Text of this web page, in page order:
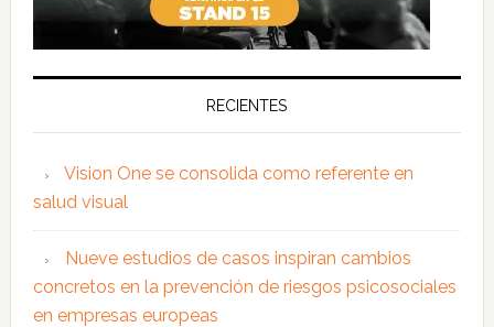
RECIENTES
Vision One se consolida como referente en
salud visual
Nueve estudios de casos inspiran cambios
concretos en la prevención de riesgos psicosociales
en empresas europeas